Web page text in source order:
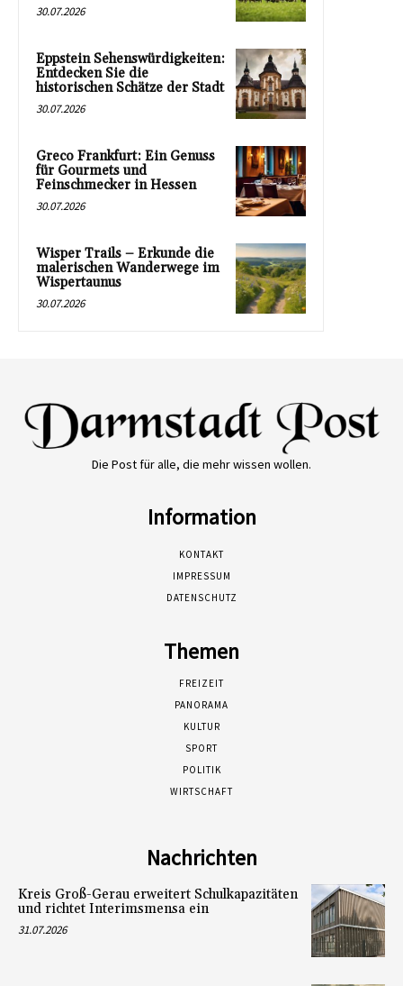
30.07.2026
Eppstein Sehenswürdigkeiten:
Entdecken Sie die
historischen Schätze der Stadt
30.07.2026
Greco Frankfurt: Ein Genuss
für Gourmets und
Feinschmecker in Hessen
30.07.2026
Wisper Trails – Erkunde die
malerischen Wanderwege im
Wispertaunus
30.07.2026
Die Post für alle, die mehr wissen wollen.
Information
KONTAKT
IMPRESSUM
DATENSCHUTZ
Themen
FREIZEIT
PANORAMA
KULTUR
SPORT
POLITIK
WIRTSCHAFT
Nachrichten
Kreis Groß-Gerau erweitert Schulkapazitäten
und richtet Interimsmensa ein
31.07.2026